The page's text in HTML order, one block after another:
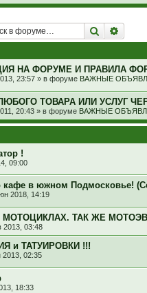
Поиск
НА ФОРУМЕ И ПРАВИЛА
23:57 » в форуме ВАЖНЫЕ
ТОВАРА ИЛИ УСЛУГ
20:43 » в форуме ВАЖНЫЕ
!
09:00
кафе в южном Подмосковье!
2018, 14:19
МОТОЦИКЛАХ. ТАК ЖЕ
2013, 03:48
и ТАТУИРОВКИ !!!
2013, 02:35
18:33